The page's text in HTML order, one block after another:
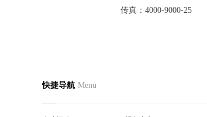
传真：4000-9000-25
快捷导航 Menu